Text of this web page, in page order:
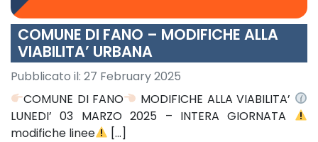
COMUNE DI FANO – MODIFICHE ALLA
VIABILITA’ URBANA
Pubblicato il: 27 February 2025
COMUNE DI FANO
MODIFICHE ALLA VIABILITA’
LUNEDI’ 03 MARZO 2025 – INTERA GIORNATA
modifiche linee
[…]